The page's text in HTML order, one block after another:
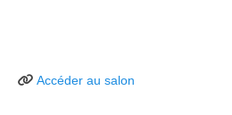
Accéder au salon